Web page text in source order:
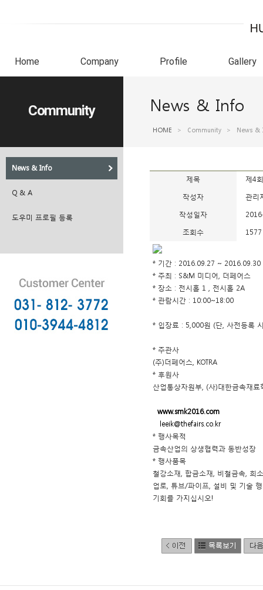
Home Company Profile Gallery
Community
News & Info
Q & A
도우미 프로필 등록
News & Info
HOME > Community > News &
제목 제4
작성자 관리
작성일자
조회수 1577
* 기간 : 2016.09.27 ~ 2016.09.30
* 주최 : S&M 미디어, 더페어스
* 장소 : 전시홀 1
, 전시홀 2A
* 관람시간 : 10:00~18:00
* 입장료 : 5,000원 (단, 사전등록
* 주관사
(주)더페어스, KOTRA
* 후원사
산업통상자원부, (사)대한금속재
www.smk2016.com
leeik@thefairs.co.kr
* 행사목적
금속산업의 상생협력과 동반성장
* 행사품목
철강소재, 합금소재, 비철금속, 희
업로, 튜브/파이프, 설비 및 기술
기회를 가지십시오!